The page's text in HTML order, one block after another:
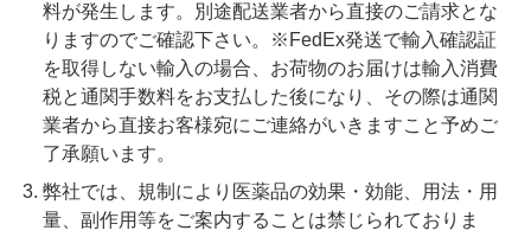
料が発生します。別途配送業者から直接のご請求とな
りますのでご確認下さい。※FedEx発送で輸入確認証
を取得しない輸入の場合、お荷物のお届けは輸入消費
税と通関手数料をお支払した後になり、その際は通関
業者から直接お客様宛にご連絡がいきますこと予めご
了承願います。
弊社では、規制により医薬品の効果・効能、用法・用
量、副作用等をご案内することは禁じられておりま